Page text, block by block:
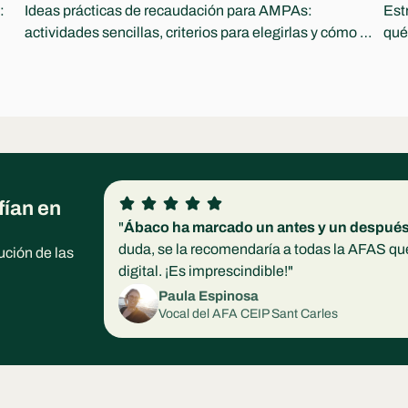
Ideas prácticas de recaudación para AMPAs:
actividades sencillas, criterios para elegirlas y cómo
en
de las
"Ábaco ha marcado un antes y un
duda, se la recomendaría a todas la AFAS
digital. ¡Es imprescindible!"
Paula Espinosa
Vocal del AFA CEIP Sant Carles